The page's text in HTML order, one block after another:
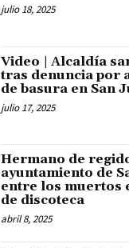
julio 18, 2025
Video | Alcaldía
tras denuncia por
de basura en San
julio 17, 2025
Hermano de
ayuntamiento de
entre los muertos
de discoteca
abril 8, 2025